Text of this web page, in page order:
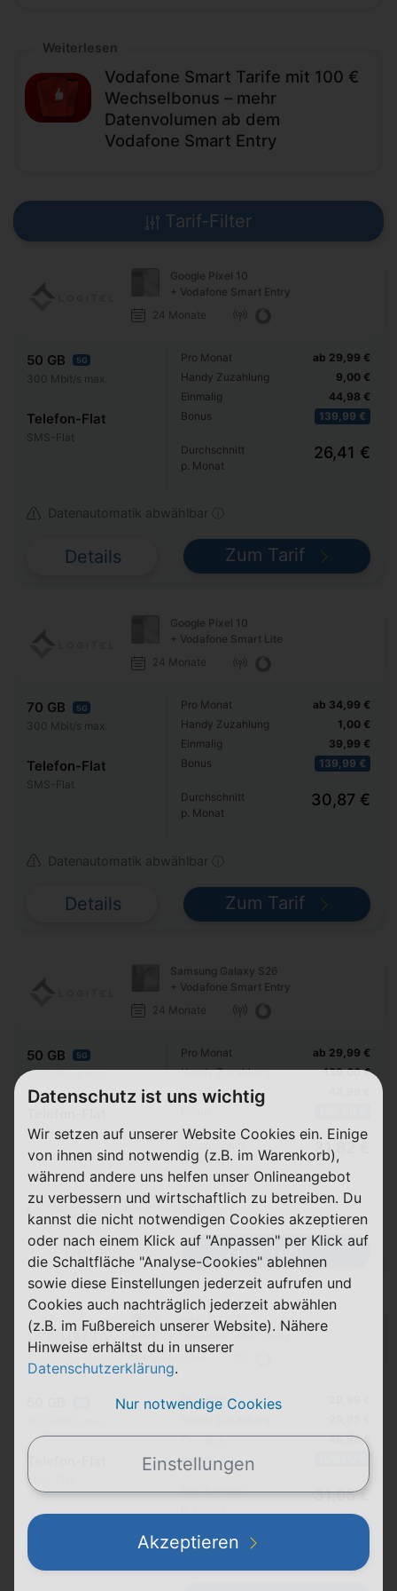
Weiterlesen
Vodafone Smart Tarife mit 100 €
Wechselbonus – mehr
Datenvolumen ab dem
Vodafone Smart Entry
Tarif-Filter
Google Pixel 10
+ Vodafone Smart Entry
24 Monate
50 GB 5G
300 Mbit/s max.
Telefon-Flat
SMS-Flat
Pro Monat
Handy Zuzahlung
Einmalig
Bonus
ab 29,99 €
9,00 €
44,98 €
139,99 €
Durchschnitt
p. Monat
26,41 €
Datenautomatik abwählbar ⓘ
Details Zum Tarif
Google Pixel 10
+ Vodafone Smart Lite
24 Monate
70 GB 5G
300 Mbit/s max.
Telefon-Flat
SMS-Flat
Pro Monat
Handy Zuzahlung
Einmalig
Bonus
ab 34,99 €
1,00 €
39,99 €
139,99 €
Durchschnitt
p. Monat
30,87 €
Datenautomatik abwählbar ⓘ
Details Zum Tarif
Samsung Galaxy S26
+ Vodafone Smart Entry
24 Monate
50 GB 5G
300 Mbit/s max.
SMS-Flat
Pro Monat
Handy Zuzahlung
Einmalig
ab 29,99 €
139,00 €
Durchschnitt
p. Monat
31,82 €
Datenautomatik abwählbar ⓘ
Details Zum Tarif
Google Pixel 10
+ Vodafone Smart Entry
24 Monate
SMS-Flat
Pro Monat
Einmalig
Bonus
46,98 €
Durchschnitt
31,95 €
Datenautomatik abwählbar ⓘ
Datenschutz ist uns wichtig
Wir setzen auf unserer Website Cookies ein. Einige
von ihnen sind notwendig (z.B. im Warenkorb),
während andere uns helfen unser Onlineangebot
zu verbessern und wirtschaftlich zu betreiben. Du
kannst die nicht notwendigen Cookies akzeptieren
oder nach einem Klick auf "Anpassen" per Klick auf
die Schaltfläche "Analyse-Cookies" ablehnen
sowie diese Einstellungen jederzeit aufrufen und
Cookies auch nachträglich jederzeit abwählen
(z.B. im Fußbereich unserer Website). Nähere
Hinweise erhältst du in unserer
Datenschutzerklärung.
Nur notwendige Cookies
Einstellungen
Akzeptieren